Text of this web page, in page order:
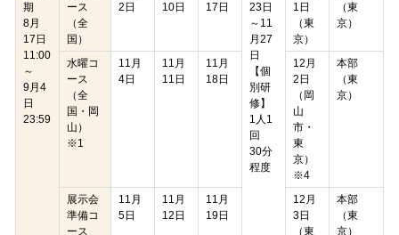
期
8月
17日
11:00
～
9月4
日
23:59
ース
（全
国）
2日
10日
17日
23日
～11
月27
日
【個
別研
修】
1人1
回
30分
程度
1日
（東
京）
（東
京）
水曜コ
ース
（全
国・岡
山）
※1
11月
4日
11月
11日
11月
18日
12月
2日
（岡
山
市・
東
京）
※4
本部
（東
京）
展示会
準備コ
ース
11月
5日
11月
12日
11月
19日
12月
3日
（東
本部
（東
京）